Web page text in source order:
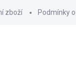
zboží Podmínky